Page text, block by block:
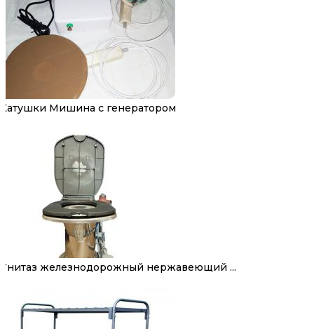
Катушки Мишина с генератором
Унитаз железнодорожный нержавеющий ...